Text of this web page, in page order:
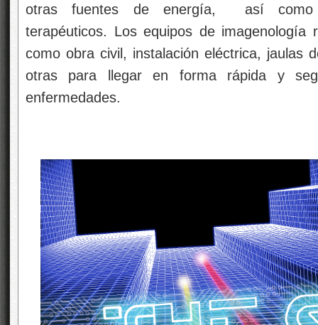
otras fuentes de energía, así como
terapéuticos. Los equipos de imagenología
como obra civil, instalación eléctrica, jaulas
otras para llegar en forma rápida y
enfermedades.